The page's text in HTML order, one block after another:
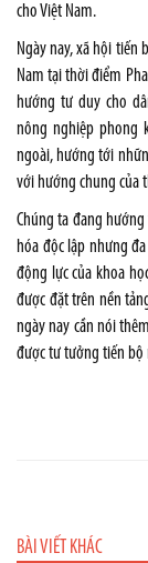
cho Việt Nam.
Ngày nay, xã hội tiến
Nam tại thời điểm
hướng tư duy cho
nông nghiệp phong
ngoài, hướng tới
với hướng chung của
Chúng ta đang
hóa độc lập nhưng
động lực của khoa
được đặt trên nền
ngày nay cần nói
được tư tưởng tiến bộ
BÀI VIẾT KHÁC